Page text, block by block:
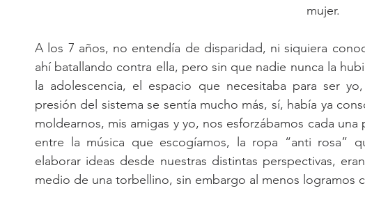
mujer.
A los 7 años, no entendía de disparidad, ni siquiera
ahí batallando contra ella, pero sin que nadie nunca la
la adolescencia, el espacio que necesitaba para ser
presión del sistema se sentía mucho más, sí, había ya
moldearnos, mis amigas y yo, nos esforzábamos cada
entre la música que escogíamos, la ropa “anti rosa”
elaborar ideas desde nuestras distintas perspectivas,
medio de una torbellino, sin embargo al menos logramos